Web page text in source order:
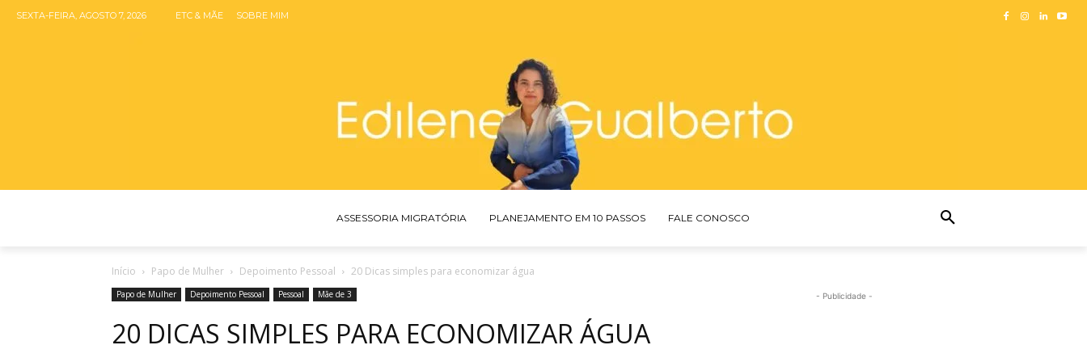
SEXTA-FEIRA, AGOSTO 7, 2026 ETC & MÃE SOBRE MIM
ASSESSORIA MIGRATÓRIA PLANEJAMENTO EM 10 PASSOS FALE CONOSCO
Início Papo de Mulher Depoimento Pessoal 20 Dicas simples para economizar água
Papo de Mulher Depoimento Pessoal Pessoal Mãe de 3
20 DICAS SIMPLES PARA ECONOMIZAR ÁGUA
- Publicidade -